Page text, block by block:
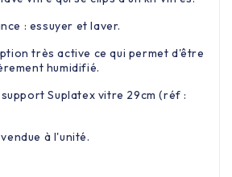
: essuyer et laver.
très active ce qui permet d'être
humidifié.
Suplatex vitre 29cm (réf :
à l'unité.